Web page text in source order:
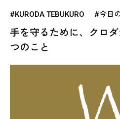
#KURODA TEBUKURO #今日
手を守るために、クロ
つのこと